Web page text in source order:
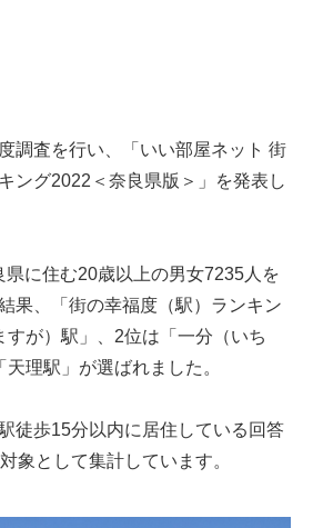
調査を行い、「いい部屋ネット 街
ング2022＜奈良県版＞」を発表し
に住む20歳以上の男女7235人を
果、「街の幸福度（駅）ランキン
すが）駅」、2位は「一分（いち
理駅」が選ばれました。
徒歩15分以内に居住している回答
象として集計しています。